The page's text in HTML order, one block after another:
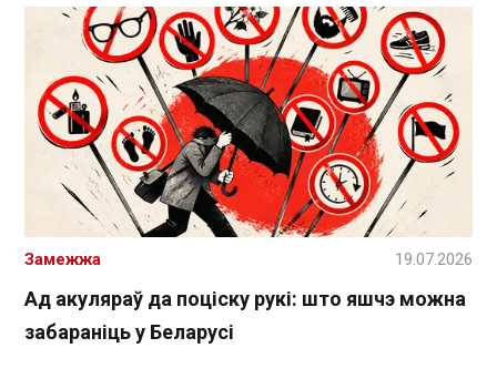
Ад акуляраў да поціску рукі: што яшчэ можна
забараніць у Беларусі
Замежжа 19.07.2026